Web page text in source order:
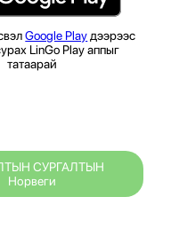
Google Play дээрээс
LinGo Play аппыг
татаарай
СУРГАЛТЫН
Норвеги